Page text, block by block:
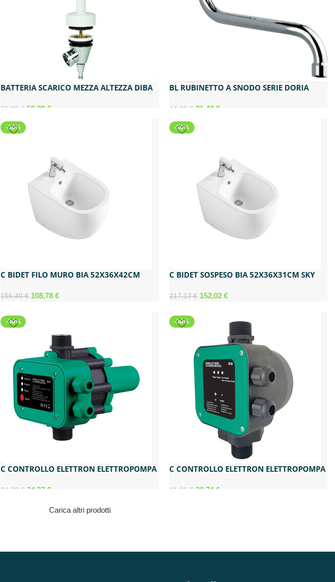
BATTERIA SCARICO MEZZA ALTEZZA DIBA
71,98 € 50,39 €
BL RUBINETTO A SNODO SERIE DORIA
44,90 € 31,43 €
-30%
C BIDET FILO MURO BIA 52X36X42CM
155,40€ 108,78 €
-30%
C BIDET SOSPESO BIA 52X36X31CM SKY
217,17€ 152,02 €
-30%
C CONTROLLO ELETTRON ELETTROPOMPA
34,68 € 24,27 €
-30%
C CONTROLLO ELETTRON ELETTROPOMPA
41,06 € 28,74 €
Carica altri prodotti